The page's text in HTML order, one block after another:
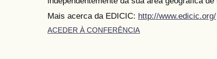
Mais acerca da EDICIC: http://www.edicic.org/
ACEDER À CONFERÊNCIA